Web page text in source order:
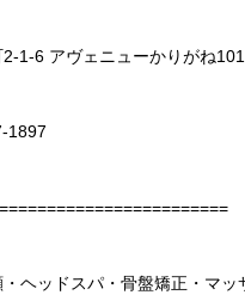
2-1-6 アヴェニューかりがね101
1897
・ヘッドスパ・骨盤矯正・マ